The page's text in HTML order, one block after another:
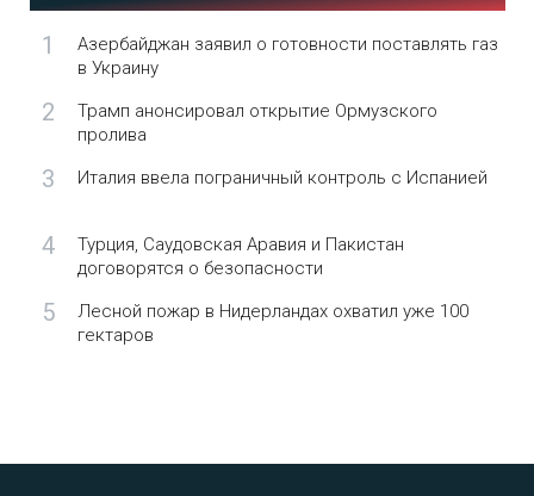
1
Азербайджан заявил о готовности поставлять газ
в Украину
2
Трамп анонсировал открытие Ормузского
пролива
3 Италия ввела пограничный контроль с Испанией
4
Турция, Саудовская Аравия и Пакистан
договорятся о безопасности
5
Лесной пожар в Нидерландах охватил уже 100
гектаров